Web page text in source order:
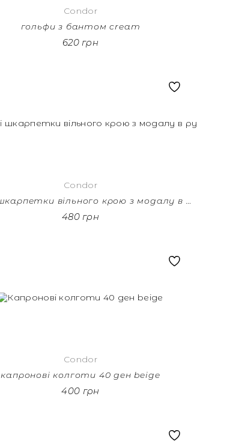
Condor
гольфи з бантом cream
620 грн
Condor
жіночі шкарпетки вільного крою з модалу в рубчик black
480 грн
Condor
капронові колготи 40 ден beige
400 грн